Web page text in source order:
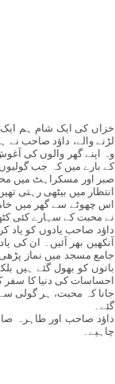
خزاں کی ایک شام ہم
لڑنے والے، داؤد صاحب
وہ اپنے گھر والوں کی
کے بارے میں کہ جب
صبر اور مسکراہٹ میں
انتظار میں بیٹھی رہتی
اس چھوٹے سے گھر میں
نے محبت کے سہارے کئی
داؤد صاحب یادوں کو یاد
آنکھیں بھر آئیں۔ ان
جامع مسجد میں نماز
باتوں کو بھول گئے ہیں
احساسات کی دنیا کا سفر
جانا کہ محبت، ہر گولی
گئے۔
داؤد صاحب اور طاہرہ
چاہیے۔